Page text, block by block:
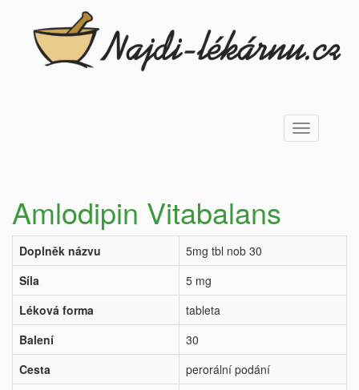
Toggle
navigation
Amlodipin Vitabalans
Doplněk názvu
5mg tbl nob 30
Síla
5 mg
Léková forma
tableta
Balení
30
Cesta
perorální podání